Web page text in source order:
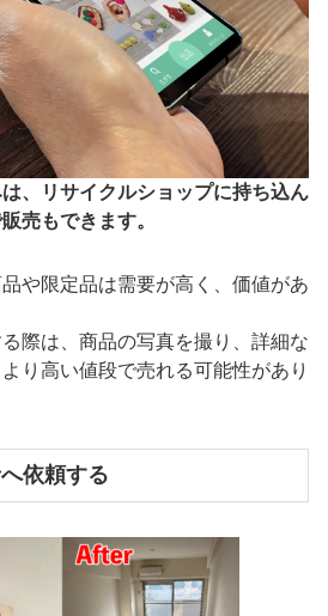
、リサイクルショップに持ち込ん
売もできます。
や限定品は需要が高く、価値があ
際は、商品の写真を撮り、詳細な
り高い値段で売れる可能性があり
依頼する